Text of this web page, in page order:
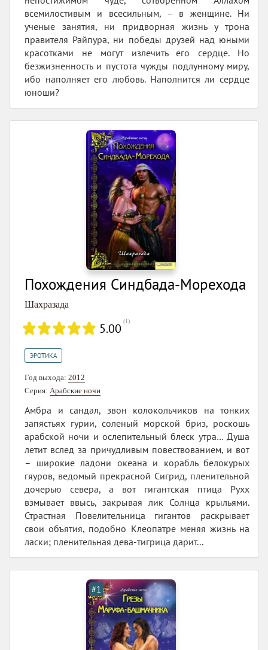
всемилостивым и всесильным, – в женщине. Ни
ученые занятия, ни придворная жизнь у трона
правителя Райпура, ни победы друзей над юными
красотками не могут излечить его сердце. Но
безжизненность и пустота чужды подлунному миру,
ибо наполняет его любовь. Наполнится ли сердце
юноши?
Похождения Синдбада-Морехода
Шахразада
5.00 (1)
ЭРОТИКА
Год выхода: 2012
Серия: Арабские ночи
Амбра и сандал, звон колокольчиков на тонких
запястьях гурии, соленый морской бриз, роскошь
арабской ночи и ослепительный блеск утра… Душа
летит вслед за причудливым повествованием, и вот
– широкие ладони океана и корабль белокурых
гяуров, ведомый прекрасной Сигрид, пленительной
дочерью севера, а вот гигантская птица Рухх
взмывает ввысь, закрывая лик Солнца крыльями.
Страстная Повелительница гигантов раскрывает
свои объятия, подобно Клеопатре меняя жизнь на
ласки; пленительная дева-тигрица дарит...
#1